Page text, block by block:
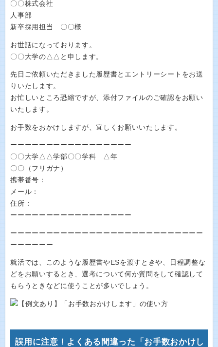
〇〇株式会社
人事部
新卒採用担当 〇〇様
お世話になっております。
〇〇大学の△△と申します。
先日ご依頼いただきました履歴書とエントリーシートをお送
りいたします。
お忙しいところ恐縮ですが、添付ファイルのご確認をお願い
いたします。
お手数をおかけしますが、宜しくお願いいたします。
ーーーーーーーーーーーーーーーーー
〇〇大学△△学部〇〇学科 △年
〇〇（フリガナ）
携帯番号：
メール：
住所：
ーーーーーーーーーーーーーーーーー
ーーーーーーーーーーーーーーーーーーーーーーーーーーー
ーーーーーー
就活では、このような履歴書やESを渡すときや、日程調整な
どをお願いするとき、選考について何か質問をして確認して
もらうときなどに使うことが多いでしょう。
誤用に注意！よくある間違った「お手数おかけし